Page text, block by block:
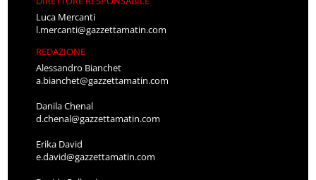
Luca Mercanti
l.mercanti@gazzettamatin.com
REDAZIONE
Alessandro Bianchet
a.bianchet@gazzettamatin.com
Danila Chenal
d.chenal@gazzettamatin.com
Erika David
e.david@gazzettamatin.com